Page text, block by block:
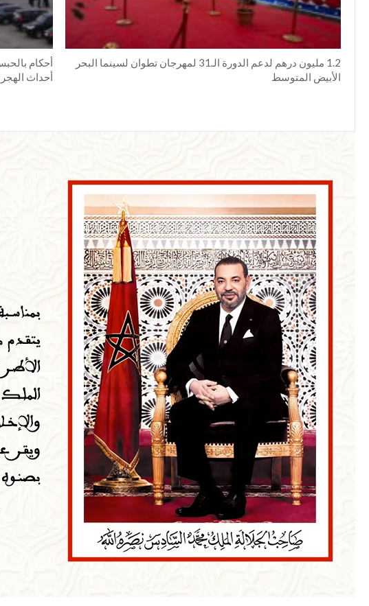
1.2 مليون درهم لدعم الدورة الـ31 لمهرجان تطوان لسينما البحر
الأبيض المتوسط
أحكام
أحداث